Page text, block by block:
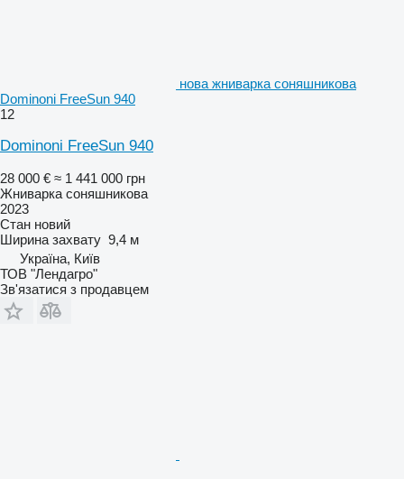
нова жниварка соняшникова
Dominoni FreeSun 940
12
Dominoni FreeSun 940
28 000 € ≈ 1 441 000 грн
Жниварка соняшникова
2023
Стан новий
Ширина захвату 9,4 м
Україна, Київ
ТОВ "Лендагро"
Зв'язатися з продавцем